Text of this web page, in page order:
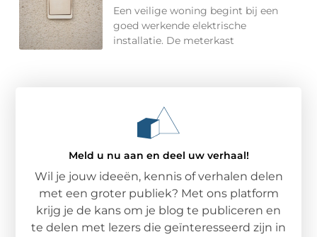
Een veilige woning begint bij een
goed werkende elektrische
installatie. De meterkast
Meld u nu aan en deel uw verhaal!
Wil je jouw ideeën, kennis of verhalen delen
met een groter publiek? Met ons platform
krijg je de kans om je blog te publiceren en
te delen met lezers die geïnteresseerd zijn in